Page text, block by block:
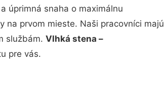
úprimná snaha o maximálnu
na prvom mieste. Naši pracovníci majú
službám. Vlhká stena –
pre vás.